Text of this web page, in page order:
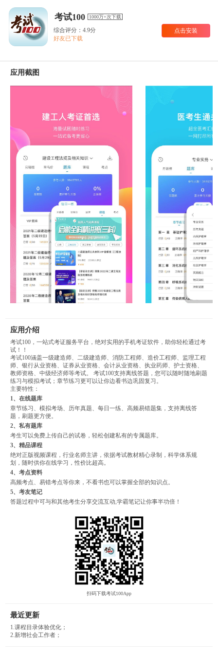
考试100 1000万+次下载
综合评分：4.9分
好友已下载
点击安装
应用截图
应用介绍
考试100，一站式考证服务平台，绝对实用的手机考证软件，助你轻松通过考
试！！
考试100涵盖一级建造师、二级建造师、消防工程师、造价工程师、监理工程
师、银行从业资格、证券从业资格、会计从业资格、执业药师、护士资格、
教师资格、中级经济师等考试。 考试100支持离线答题，您可以随时随地刷题
练习与模拟考试；章节练习更可以让你边看书边巩固复习。
主要特性：
1、在线题库
章节练习、模拟考场、历年真题、每日一练、高频易错题集，支持离线答
题，刷题更方便。
2、私有题库
考生可以免费上传自己的试卷，轻松创建私有的专属题库。
3、精品课程
绝对正版视频课程，行业名师主讲，依据考试教材精心录制，科学体系规
划，随时供你在线学习，性价比超高。
4、考点资料
高频考点、易错考点等你来，不看书也可以掌握全部的知识点。
5、考友笔记
答题过程中可与和其他考生分享交流互动,学霸笔记让你事半功倍！
扫码下载考试100App
最近更新
1.课程目录体验优化；
2.新增社会工作者；